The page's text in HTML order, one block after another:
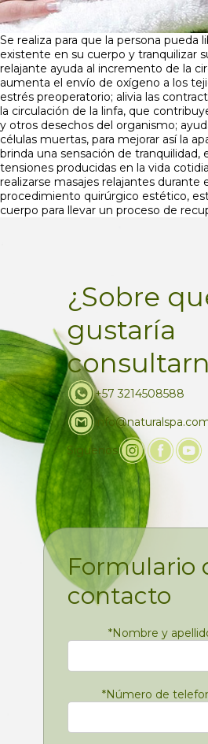
Se realiza para que la persona pueda
existente en su cuerpo y tranquilizar
relajante ayuda al incremento de la
aumenta el envío de oxígeno a los
estrés preoperatorio; alivia las
la circulación de la linfa, que
y otros desechos del organismo;
células muertas, para mejorar así la
brinda una sensación de tranquilidad,
tensiones producidas en la vida
realizarse masajes relajantes durante
procedimiento quirúrgico estético,
cuerpo para llevar un proceso de
¿Sobre
gustaría
+57 3214508588
Siguenos
Formulario
contacto
*Nombre y
*Número de